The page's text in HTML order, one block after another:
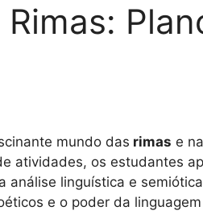
mundo das rimas e na
atividades, os estudantes
linguística e
e o poder da